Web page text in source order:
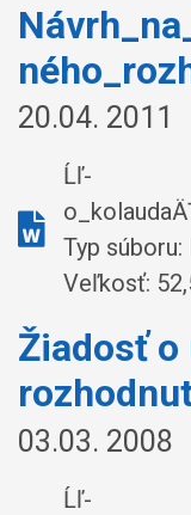
20.04. 2011
Ĺľ-
Typ súboru:
Veľkosť:
Žiadosť o
03.03. 2008
Ĺľ-